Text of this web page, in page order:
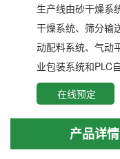
生产线由砂干燥系
干燥系统、筛分输
动配料系统、气动
业包装系统和PLC
在线预定
产品详